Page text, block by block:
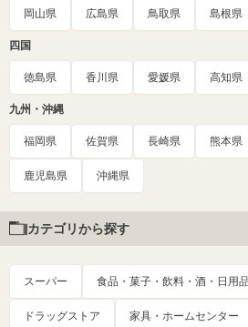
岡山県 広島県 鳥取県 島根県
四国
徳島県 香川県 愛媛県 高知県
九州・沖縄
福岡県 佐賀県 長崎県 熊本県
鹿児島県 沖縄県
カテゴリから探す
スーパー 食品・菓子・飲料・酒・日用
ドラッグストア 家具・ホームセンター